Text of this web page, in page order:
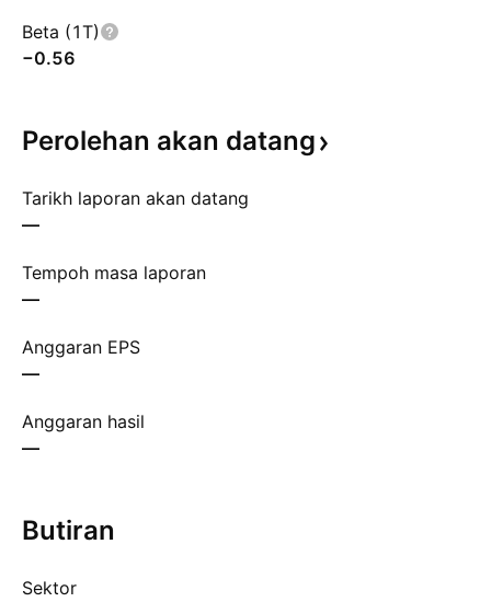
Beta (1T)
−0.56
Perolehan akan datang
Tarikh laporan akan datang
—
Tempoh masa laporan
—
Anggaran EPS
—
Anggaran hasil
—
Butiran
Sektor